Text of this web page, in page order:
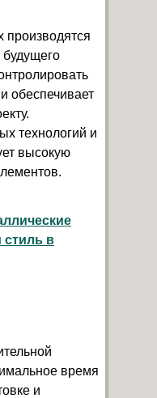
производятся
обеспечивает
технологий и
высокую
стиль в
время
и